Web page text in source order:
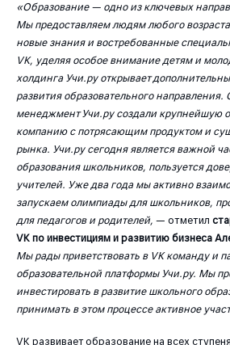
«Образование — одно из ключевых
Мы предоставляем людям любого
новые знания и востребованные
VK, уделяя особое внимание детям и
холдинга Учи.ру открывает
развития образовательного направления.
менеджмент Учи.ру создали крупнейшую
компанию с потрясающим продуктом и
рынка. Учи.ру сегодня является важной
образования школьников, пользуется
учителей. Уже два года мы активно
запускаем олимпиады для школьников,
для педагогов и родителей, — отметил
VK по инвестициям и развитию бизнеса
Мы рады приветствовать в VK команду и
образовательной платформы Учи.ру. Мы
инвестировать в развитие школьного
принимать в этом процессе активное
VK развивает образование на всех